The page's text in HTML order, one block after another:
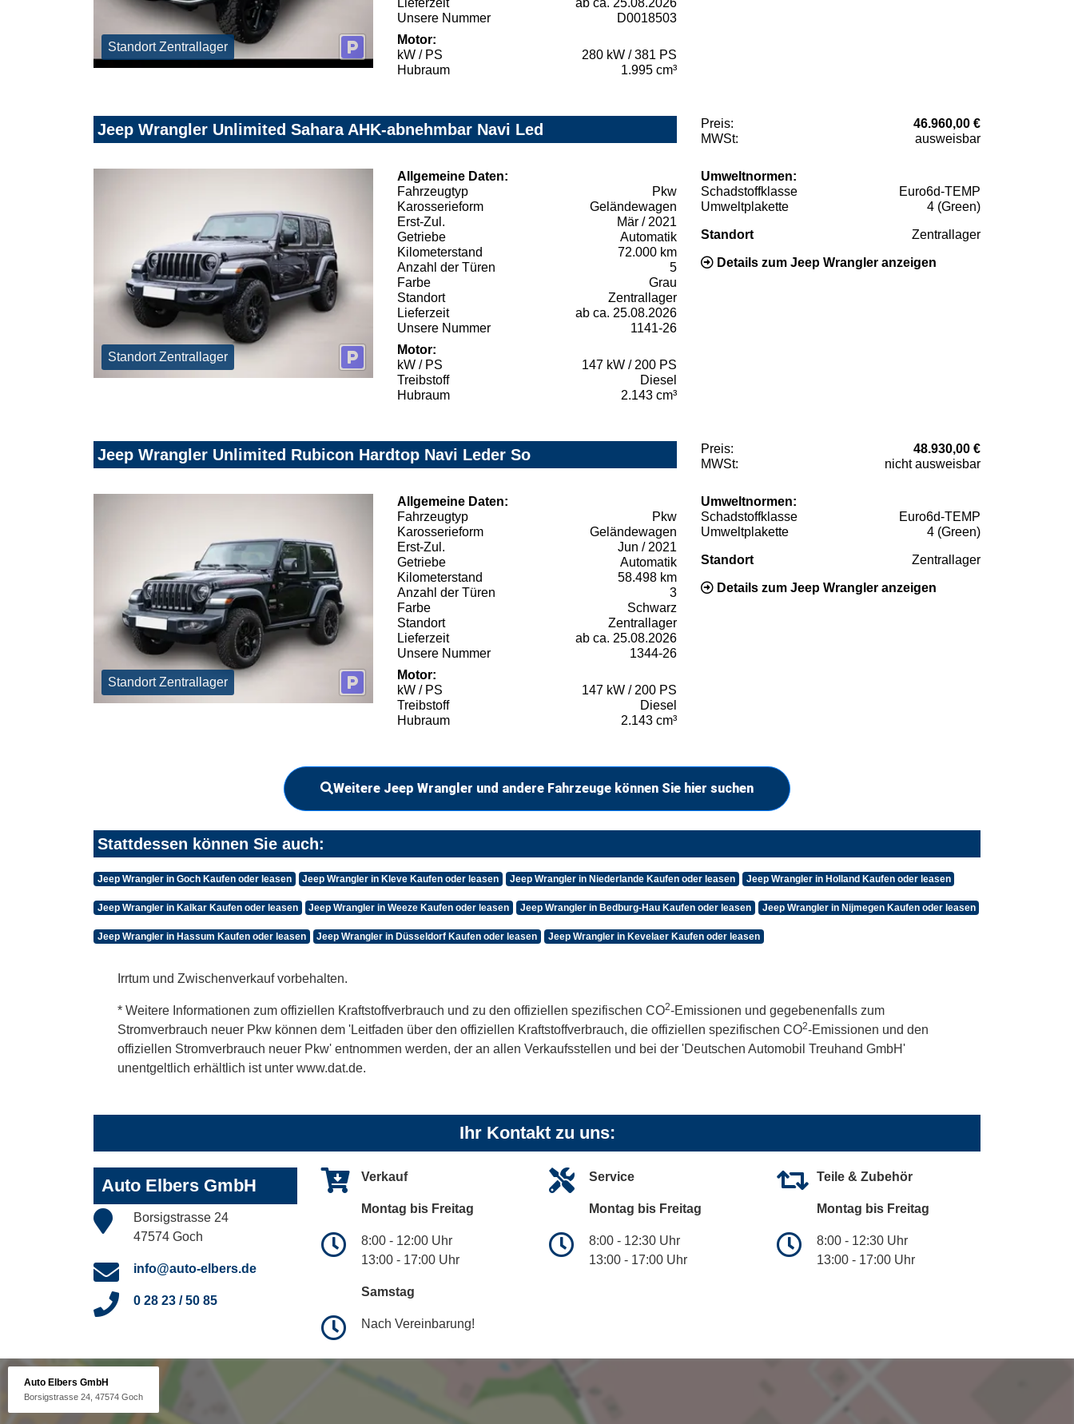
Standort Zentrallager
Unsere Nummer
D0018503
Motor:
kW / PS
280 kW / 381 PS
Hubraum
1.995 cm³
Jeep Wrangler Unlimited Sahara AHK-abnehmbar Navi Led Preis:
46.960,00 €
MWSt:
ausweisbar
Standort Zentrallager
Allgemeine Daten:
Fahrzeugtyp
Pkw
Karosserieform
Geländewagen
Erst-Zul.
Mär / 2021
Getriebe
Automatik
Kilometerstand
72.000 km
Anzahl der Türen
5
Farbe
Grau
Standort
Zentrallager
Lieferzeit
ab ca. 25.08.2026
Unsere Nummer
1141-26
Motor:
kW / PS
147 kW / 200 PS
Treibstoff
Diesel
Hubraum
2.143 cm³
Umweltnormen:
Schadstoffklasse
Euro6d-TEMP
Umweltplakette
4 (Green)
Standort Zentrallager
Details zum Jeep Wrangler anzeigen
Jeep Wrangler Unlimited Rubicon Hardtop Navi Leder So Preis:
48.930,00 €
MWSt:
nicht ausweisbar
Standort Zentrallager
Allgemeine Daten:
Fahrzeugtyp
Pkw
Karosserieform
Geländewagen
Erst-Zul.
Jun / 2021
Getriebe
Automatik
Kilometerstand
58.498 km
Anzahl der Türen
3
Farbe
Schwarz
Standort
Zentrallager
Lieferzeit
ab ca. 25.08.2026
Unsere Nummer
1344-26
Motor:
kW / PS
147 kW / 200 PS
Treibstoff
Diesel
Hubraum
2.143 cm³
Umweltnormen:
Schadstoffklasse
Euro6d-TEMP
Umweltplakette
4 (Green)
Standort Zentrallager
Details zum Jeep Wrangler anzeigen
Weitere Jeep Wrangler und andere Fahrzeuge können Sie hier suchen
Stattdessen können Sie auch:
Jeep Wrangler in Goch Kaufen oder leasen Jeep Wrangler in Kleve Kaufen oder leasen Jeep Wrangler in Niederlande Kaufen oder leasen Jeep Wrangler in Holland Kaufen oder leasen
Jeep Wrangler in Kalkar Kaufen oder leasen Jeep Wrangler in Weeze Kaufen oder leasen Jeep Wrangler in Bedburg-Hau Kaufen oder leasen Jeep Wrangler in Nijmegen Kaufen oder leasen
Jeep Wrangler in Hassum Kaufen oder leasen Jeep Wrangler in Düsseldorf Kaufen oder leasen Jeep Wrangler in Kevelaer Kaufen oder leasen
Irrtum und Zwischenverkauf vorbehalten.
* Weitere Informationen zum offiziellen Kraftstoffverbrauch und zu den offiziellen spezifischen CO2-Emissionen und gegebenenfalls zum
Stromverbrauch neuer Pkw können dem 'Leitfaden über den offiziellen Kraftstoffverbrauch, die offiziellen spezifischen CO2-Emissionen und den
offiziellen Stromverbrauch neuer Pkw' entnommen werden, der an allen Verkaufsstellen und bei der 'Deutschen Automobil Treuhand GmbH'
unentgeltlich erhältlich ist unter www.dat.de.
Ihr Kontakt zu uns:
Auto Elbers GmbH
Borsigstrasse 24
47574 Goch
info@auto-elbers.de
0 28 23 / 50 85
Verkauf
Montag bis Freitag
8:00 - 12:00 Uhr
13:00 - 17:00 Uhr
Samstag
Nach Vereinbarung!
Service
Montag bis Freitag
8:00 - 12:30 Uhr
13:00 - 17:00 Uhr
Teile & Zubehör
Montag bis Freitag
8:00 - 12:30 Uhr
13:00 - 17:00 Uhr
Auto Elbers GmbH
Borsigstrasse 24, 47574 Goch